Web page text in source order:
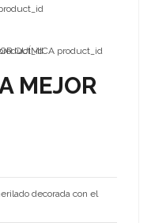
MEJOR
decorada con el